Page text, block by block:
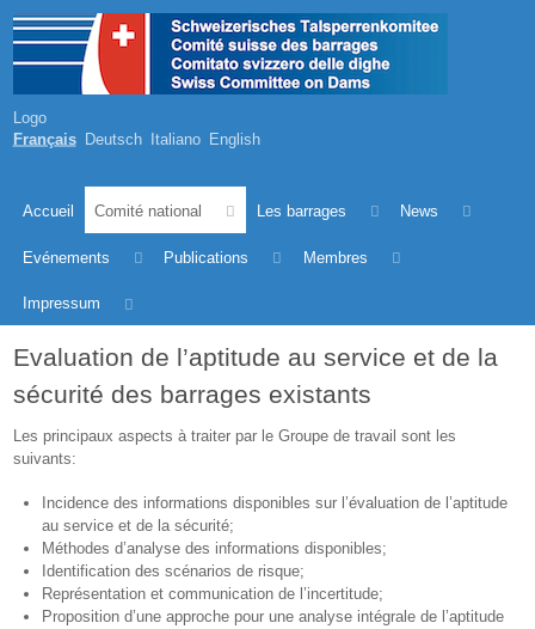
Logo
Français Deutsch Italiano English
Accueil Comité national Les barrages News
Evénements Publications Membres
Impressum
Evaluation de l’aptitude au service et de la
sécurité des barrages existants
Les principaux aspects à traiter par le Groupe de travail sont les
suivants:
Incidence des informations disponibles sur l’évaluation de l’aptitude
au service et de la sécurité;
Méthodes d’analyse des informations disponibles;
Identification des scénarios de risque;
Représentation et communication de l’incertitude;
Proposition d’une approche pour une analyse intégrale de l’aptitude